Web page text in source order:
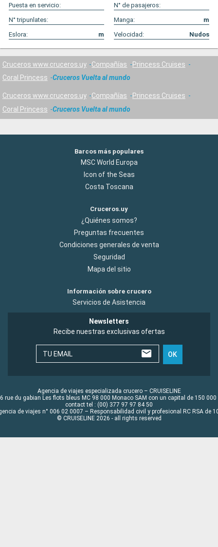
Puesta en servicio:
N° de pasajeros:
N° tripunlates:
Manga:
m
Eslora:
m Velocidad: Nudos
Cruceros www.cruceros.uy Compañías
Princess Cruises
Coral Princess
Cruceros Vuelta al mundo
Cruceros www.cruceros.uy Compañías
Princess Cruises
Coral Princess
Cruceros Vuelta al mundo
Barcos más populares
MSC World Europa
Icon of the Seas
Costa Toscana
Cruceros.uy
¿Quiénes somos?
Preguntas frecuentes
Condiciones generales de venta
Seguridad
Mapa del sitio
Información sobre crucero
Servicios de Asistencia
Newsletters
Recibe nuestras exclusivas ofertas
TU EMAIL OK
Agencia de viajes especializada crucero – CRUISELINE
rue du gabian Les flots bleus MC 98 000 Monaco SAM con un capital de 150 000
contact tel : (00) 377 97 97 84 50
de viajes n° 006 02 0007 – Responsabilidad civil y profesional RC RSA de
© CRUISELINE 2026 - all rights reserved